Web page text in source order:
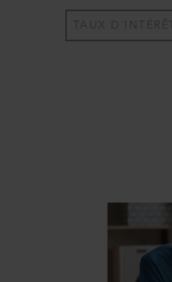
TAUX D’INTÉRÊT